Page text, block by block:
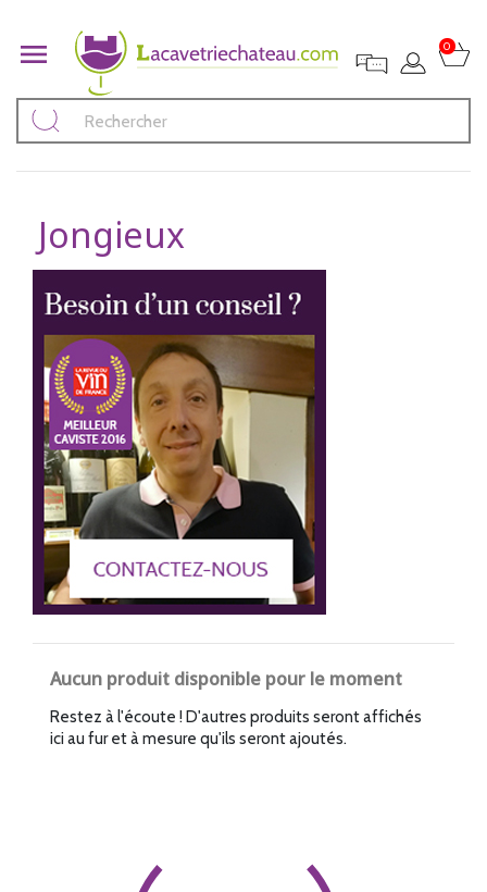
 0
Jongieux
Aucun produit disponible pour le moment
Restez à l'écoute ! D'autres produits seront affichés
ici au fur et à mesure qu'ils seront ajoutés.